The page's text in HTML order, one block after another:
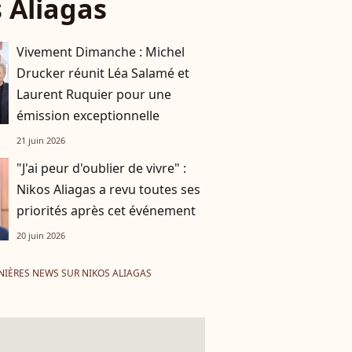
Aliagas
Vivement Dimanche : Michel
Drucker réunit Léa Salamé et
Laurent Ruquier pour une
émission exceptionnelle
21 juin 2026
"J'ai peur d'oublier de vivre" :
Nikos Aliagas a revu toutes ses
priorités après cet événement
20 juin 2026
NEWS SUR NIKOS ALIAGAS